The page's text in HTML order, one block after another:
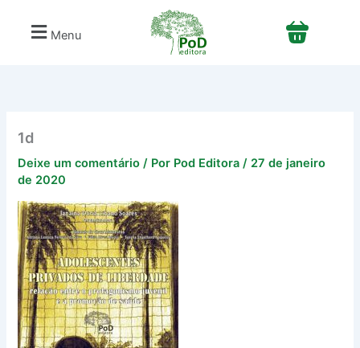
Menu
1d
Deixe um comentário / Por Pod Editora/ 27 de janeiro
de 2020